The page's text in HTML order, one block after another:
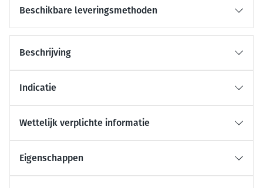
Beschikbare leveringsmethoden
Beschrijving
Indicatie
Wettelijk verplichte informatie
Eigenschappen